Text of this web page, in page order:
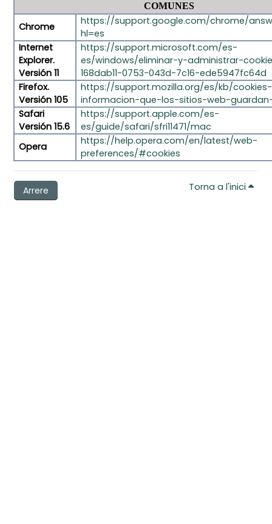
COMUNES
Chrome
https://support.google.com/chrome/
hl=es
Internet
Explorer.
Versión 11
https://support.microsoft.com/es-
es/windows/eliminar-y-administrar-
168dab11-0753-043d-7c16-ede5947fc64d
Firefox.
Versión 105
https://support.mozilla.org/es/kb/cookies-
informacion-que-los-sitios-web-
Safari
Versión 15.6
https://support.apple.com/es-
es/guide/safari/sfri11471/mac
Opera
https://help.opera.com/en/latest/web-
preferences/#cookies
Arrere Torna a l'inici